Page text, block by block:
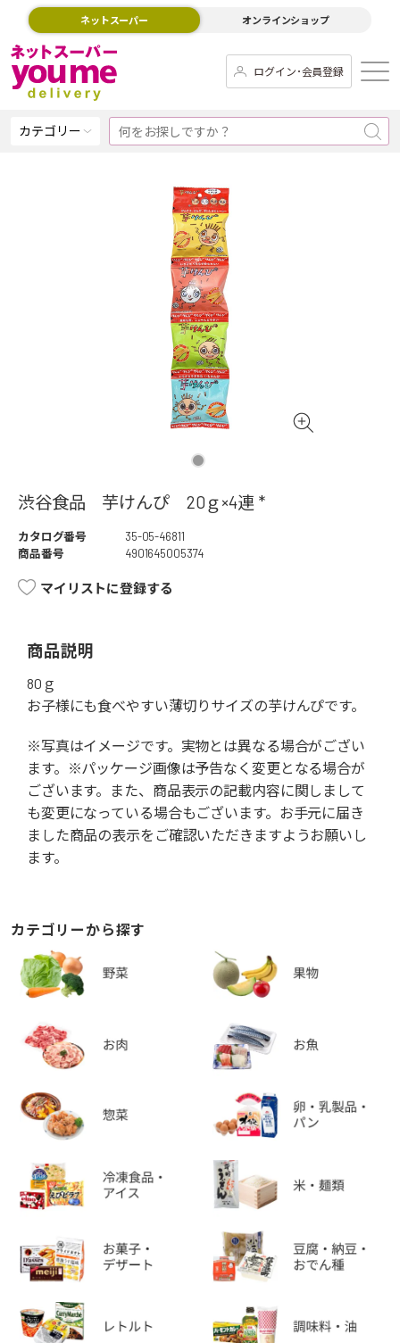
ネットスーパー オンラインショップ
ログイン･会員登録
カテゴリー
渋谷食品 芋けんぴ 20ｇ×4連 *
カタログ番号
35-05-46811
商品番号
4901645005374
マイリストに登録する
商品説明
80ｇ
お子様にも食べやすい薄切りサイズの芋けんぴです。
※写真はイメージです。実物とは異なる場合がござい
ます。※パッケージ画像は予告なく変更となる場合が
ございます。また、商品表示の記載内容に関しまして
も変更になっている場合もございます。お手元に届き
ました商品の表示をご確認いただきますようお願いし
ます。
カテゴリーから探す